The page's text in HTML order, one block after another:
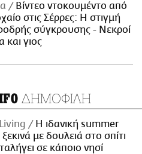
Βίντεο ντοκουμέντο από
στις Σέρρες: Η στιγμή
σύγκρουσης - Νεκροί
και γιος
ΔΗΜΟΦΙΛΗ
Η ιδανική summer
με δουλειά στο σπίτι
σε κάποιο νησί